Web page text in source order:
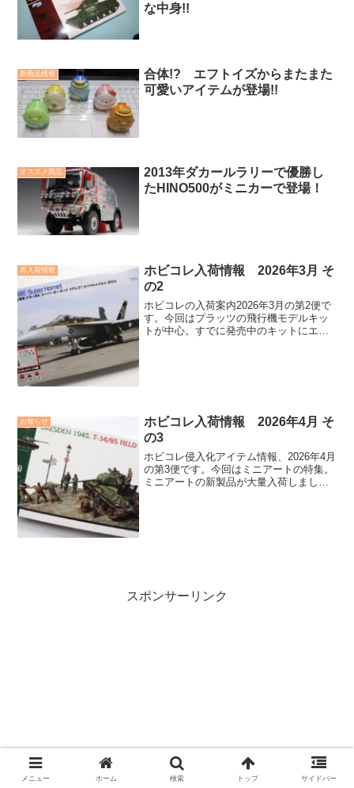
な中身!!
新商品情報
合体!? エフトイズからまたまた
可愛いアイテムが登場!!
オススメ商品
2013年ダカールラリーで優勝し
たHINO500がミニカーで登場！
再入荷情報
ホビコレ入荷情報 2026年3月 そ
の2
ホビコレの入荷案内2026年3月の第2便で
す。今回はプラッツの飛行機モデルキッ
トが中心。すでに発売中のキットにエッ
お知らせ
ホビコレ入荷情報 2026年4月 そ
の3
ホビコレ侵入化アイテム情報、2026年4月
の第3便です。今回はミニアートの特集。
ミニアートの新製品が大量入荷しまし
スポンサーリンク
メニュー ホーム 検索 トップ サイドバー